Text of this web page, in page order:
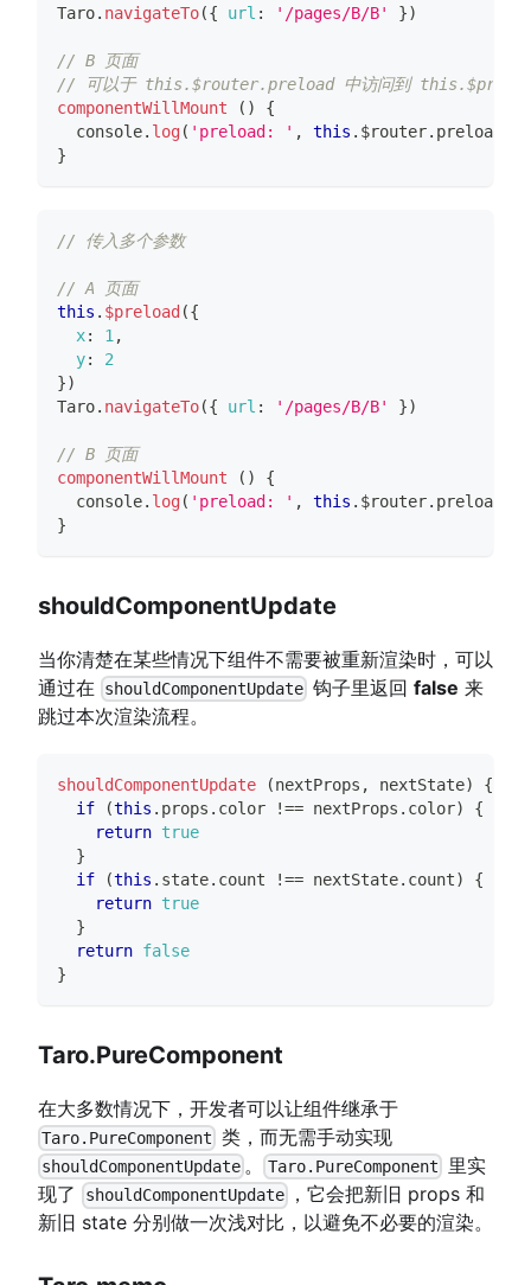
Taro. navigateTo({ url : '/pages/B/B' })
// B 页面
// 可以于 this.$router.preload 中访问到
componentWillMount
( )
{
console. log( 'preload: ' , this . $router. preload
}
// 传入多个参数
// A 页面
this . $preload ({
x: 1 ,
y:
2
})
Taro. navigateTo({ url : '/pages/B/B' })
// B 页面
componentWillMount
( )
{
console. log( 'preload: ' , this . $router. preload
}
shouldComponentUpdate
当你清楚在某些情况下组件不需要被重新渲染时，可以
通过在
shouldComponentUpdate 钩子里返回false 来
跳过本次渲染流程。
shouldComponentUpdate (nextProps , nextState)
{
if
(this . props . color !== nextProps . color)
{
return true
}
if
(this . state. count !== nextState. count)
{
return true
}
return false
}
Taro.PureComponent
在大多数情况下，开发者可以让组件继承于
Taro.PureComponent 类，而无需手动实现
shouldComponentUpdate 。 Taro.PureComponent 里实
现了
shouldComponentUpdate
，它会把新旧 props 和
新旧 state 分别做一次浅对比，以避免不必要的渲染。